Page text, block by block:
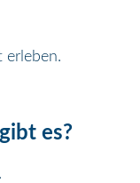
erleben.
es?